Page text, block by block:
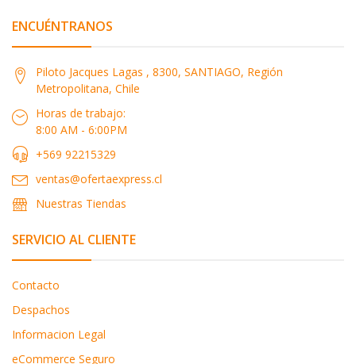
ENCUÉNTRANOS
Piloto Jacques Lagas , 8300, SANTIAGO, Región
Metropolitana, Chile
Horas de trabajo:
8:00 AM - 6:00PM
+569 92215329
ventas@ofertaexpress.cl
Nuestras Tiendas
SERVICIO AL CLIENTE
Contacto
Despachos
Informacion Legal
eCommerce Seguro